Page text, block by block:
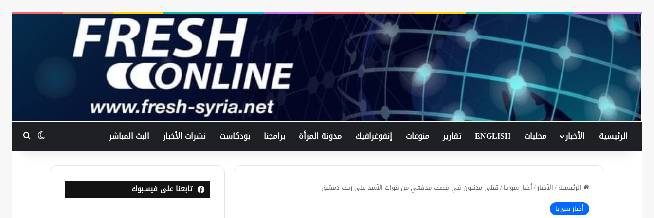
الرئيسية الأخبار محليات ENGLISH تقارير منوعات إنفوغرافيك مدونة المرأة برامجنا بودكاست نشرات الأخبار البث المباشر الوضعبحث
الرئيسية/الأخبار/أخبار سوريا/قتلى مدنيون في قصف مدفعي من قوات الأسد على ريف دمشق
أخبار سوريا
في اتصال هاتفي .. وزير الخارجيّة
السوري يبحث مع نظيره الفرنسي آخر
التطورات.
الرئيس الشرع يستقبل وفد من شركة
زين للاتصالات في القصر الرئاسي.
لبحث العلاقات الثنائيّة .. الرئيس الشرع
دمشق.
لبحث سبل تعزيز التعليم العالي في
تابعنا على فيسبوك